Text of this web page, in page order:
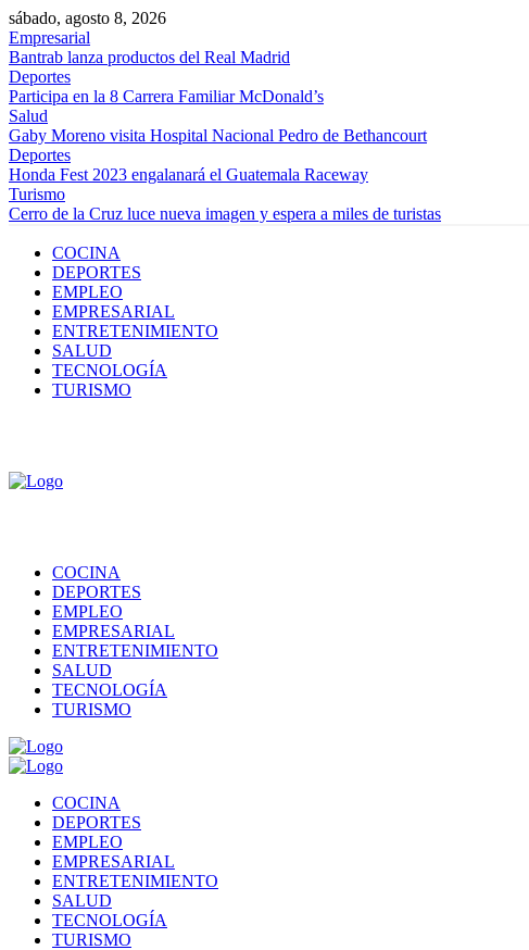
sábado, agosto 8, 2026
Empresarial
Bantrab lanza productos del Real Madrid
Deportes
Participa en la 8 Carrera Familiar McDonald’s
Salud
Gaby Moreno visita Hospital Nacional Pedro de Bethancourt
Deportes
Honda Fest 2023 engalanará el Guatemala Raceway
Turismo
Cerro de la Cruz luce nueva imagen y espera a miles de turistas
COCINA
DEPORTES
EMPLEO
EMPRESARIAL
ENTRETENIMIENTO
SALUD
TECNOLOGÍA
TURISMO
COCINA
DEPORTES
EMPLEO
EMPRESARIAL
ENTRETENIMIENTO
SALUD
TECNOLOGÍA
TURISMO
COCINA
DEPORTES
EMPLEO
EMPRESARIAL
ENTRETENIMIENTO
SALUD
TECNOLOGÍA
TURISMO